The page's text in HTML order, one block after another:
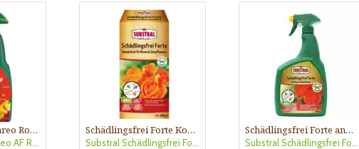
Schädlingsfrei Careo Rosenspray
Schädlingsfrei Careo AF Rosenspray
Schädlingsfrei Forte Konzentrat
Substral Schädlingsfrei Forte K
Schädlingsfrei Forte anwendungsfertig
Substral Schädlingsfrei Forte